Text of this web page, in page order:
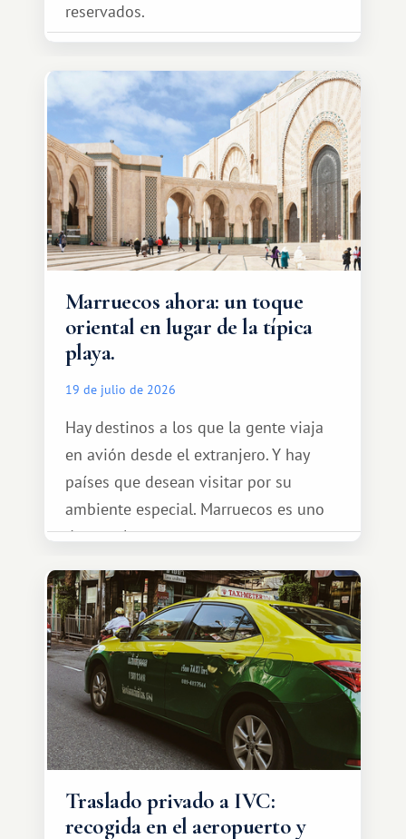
reservados.
Marruecos ahora: un toque
oriental en lugar de la típica
playa.
19 de julio de 2026
Hay destinos a los que la gente viaja
en avión desde el extranjero. Y hay
países que desean visitar por su
ambiente especial. Marruecos es uno
de esos lugares.
Traslado privado a IVC:
recogida en el aeropuerto y